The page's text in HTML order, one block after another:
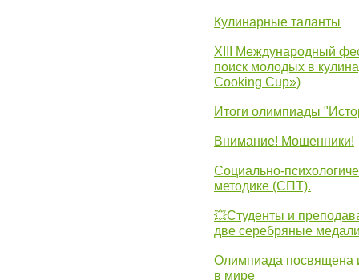
Кулинарные таланты
XIII Международный
поиск молодых в
Cooking Cup»)
Итоги олимпиады
Внимание! Мошенники!
Социально-
методике (СПТ).
💥Студенты и
две серебряные
Олимпиада посвящена
в мире